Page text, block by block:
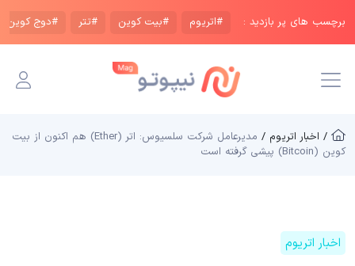
برچسب های پر بازدید : #اتریوم #بیت کوین #تتر #دوج کوین
/ اخبار اتریوم /
مدیرعامل شرکت سلسیوس: اتر (Ether) هم اکنون از بیت
کوین (Bitcoin) پیشی گرفته است
اخبار اتریوم